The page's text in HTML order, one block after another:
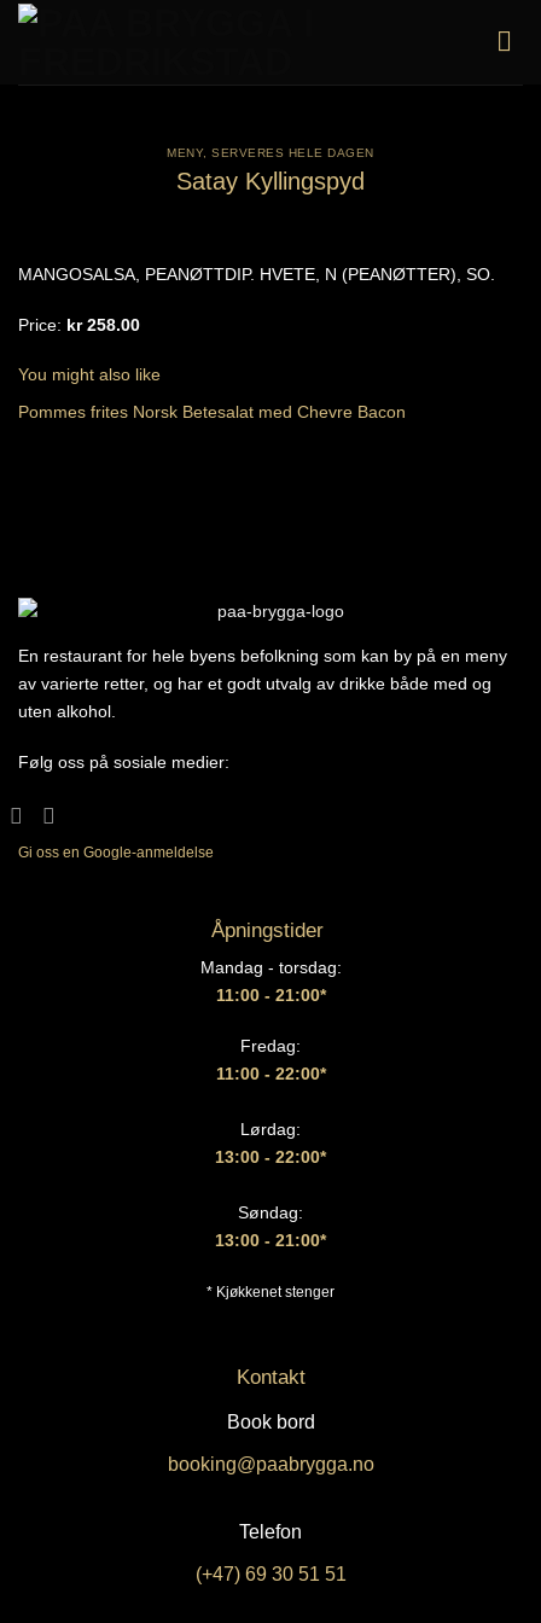
Skip
MENY,SERVERES HELE DAGEN
Satay Kyllingspyd
MANGOSALSA, PEANØTTDIP. HVETE, N (PEANØTTER), SO.
Price: kr 258.00
You might also like
Pommes frites Norsk Betesalat med Chevre Bacon
En restaurant for hele byens befolkning som kan by på en meny
av varierte retter, og har et godt utvalg av drikke både med og
uten alkohol.
Følg oss på sosiale medier:
Gi oss en Google-anmeldelse
Åpningstider
Mandag - torsdag:
11:00 - 21:00*
Fredag:
11:00 - 22:00*
Lørdag:
13:00 - 22:00*
Søndag:
13:00 - 21:00*
* Kjøkkenet stenger
Kontakt
Book bord
booking@paabrygga.no
Telefon
(+47) 69 30 51 51